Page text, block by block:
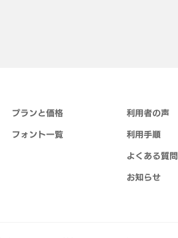
プランと価格
フォント一覧
利用者の声
利用手順
よくある質問
お知らせ